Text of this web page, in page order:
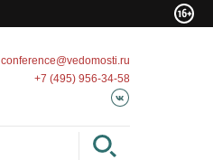
conference@vedomosti.ru
+7 (495) 956-34-58